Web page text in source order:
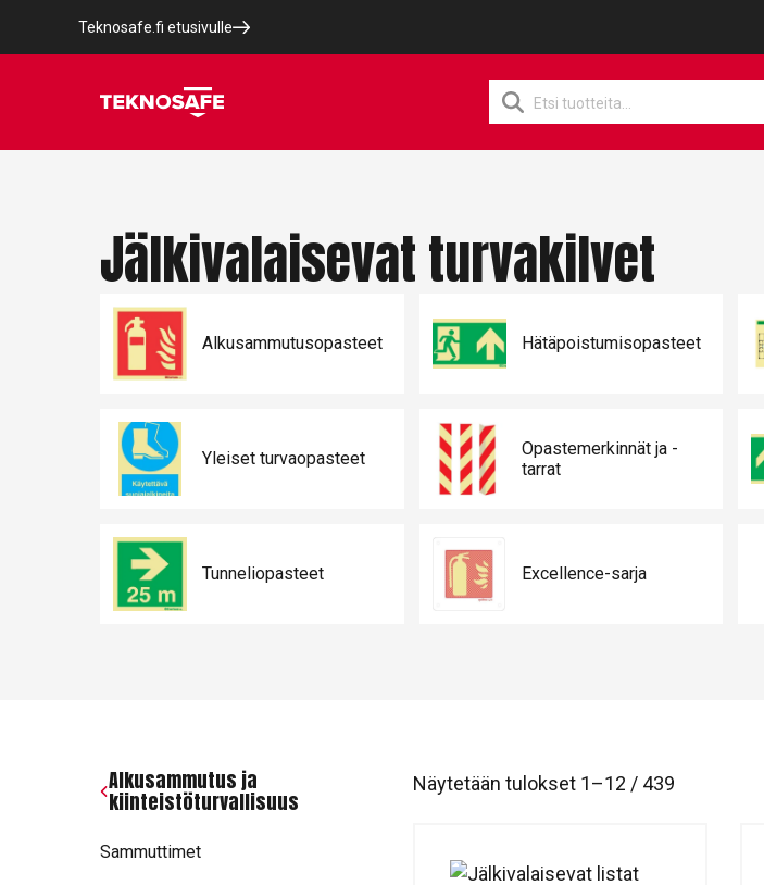
Teknosafe.fi etusivulle
Products
search
Jälkivalaisevat turvakilvet
Alkusammutusopasteet Hätäpoistumisopasteet
Yleiset turvaopasteet
Opastemerkinnät ja -
tarrat
Tunneliopasteet Excellence-sarja
Alkusammutus ja
kiinteistöturvallisuus
Sammuttimet
Näytetään tulokset 1–12 / 439